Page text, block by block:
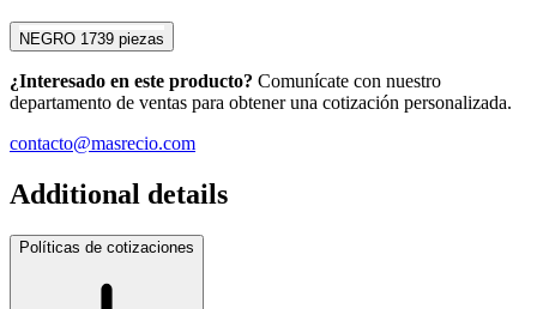
NEGRO 1739 piezas
¿Interesado en este producto? Comunícate con nuestro
departamento de ventas para obtener una cotización personalizada.
contacto@masrecio.com
Additional details
Políticas de cotizaciones